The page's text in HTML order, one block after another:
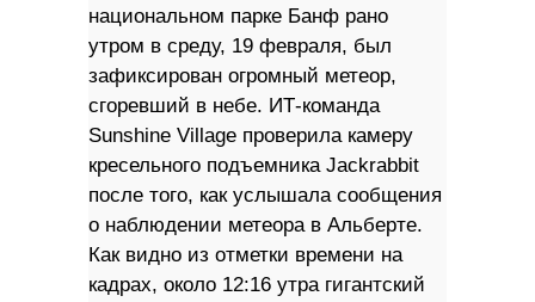
национальном парке Банф рано
утром в среду, 19 февраля, был
зафиксирован огромный метеор,
сгоревший в небе. ИТ-команда
Sunshine Village проверила камеру
кресельного подъемника Jackrabbit
после того, как услышала сообщения
о наблюдении метеора в Альберте.
Как видно из отметки времени на
кадрах, около 12:16 утра гигантский